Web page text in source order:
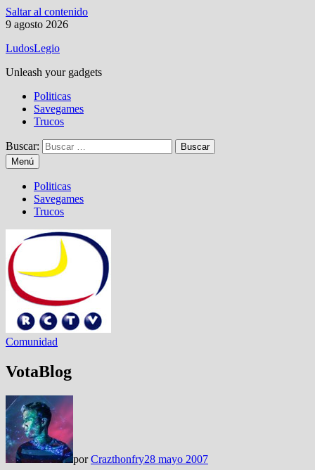
Saltar al contenido
9 agosto 2026
LudosLegio
Unleash your gadgets
Politicas
Savegames
Trucos
Buscar:
Menú
Politicas
Savegames
Trucos
Comunidad
VotaBlog
porCrazthonfry28 mayo 2007